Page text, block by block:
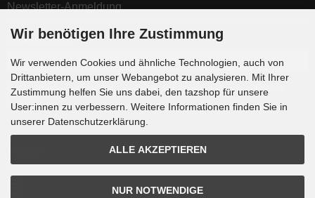
Newsletter-Anmeldung
E-Mail-Adresse:
Der Newsletter kann jederzeit hier oder in Ihrem Kundenkonto abbestellt
werden.
Wir benötigen Ihre Zustimmung
Wir verwenden Cookies und ähnliche Technologien, auch von
Drittanbietern, um unser Webangebot zu analysieren. Mit Ihrer
Zustimmung helfen Sie uns dabei, den tazshop für unsere
User:innen zu verbessern. Weitere Informationen finden Sie in
unserer Datenschutzerklärung.
ALLE AKZEPTIEREN
NUR NOTWENDIGE